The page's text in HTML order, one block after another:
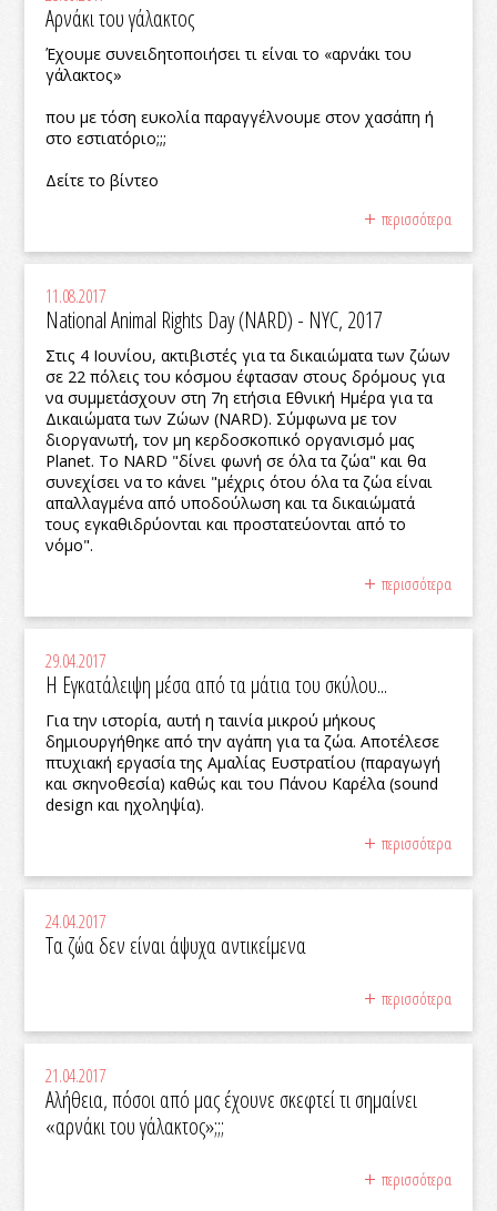
Αρνάκι του γάλακτος
Έχουμε συνειδητοποιήσει τι είναι το «αρνάκι του
γάλακτος»
που με τόση ευκολία παραγγέλνουμε στον χασάπη ή
στο εστιατόριο;;;
Δείτε το βίντεο
περισσότερα
11.08.2017
National Animal Rights Day (NARD) - NYC, 2017
Στις 4 Ιουνίου, ακτιβιστές για τα δικαιώματα των ζώων
σε 22 πόλεις του κόσμου έφτασαν στους δρόμους για
να συμμετάσχουν στη 7η ετήσια Εθνική Ημέρα για τα
Δικαιώματα των Ζώων (NARD). Σύμφωνα με τον
διοργανωτή, τον μη κερδοσκοπικό οργανισμό μας
Planet. Το NARD "δίνει φωνή σε όλα τα ζώα" και θα
συνεχίσει να το κάνει "μέχρις ότου όλα τα ζώα είναι
απαλλαγμένα από υποδούλωση και τα δικαιώματά
τους εγκαθιδρύονται και προστατεύονται από το
νόμο".
περισσότερα
29.04.2017
Η Εγκατάλειψη μέσα από τα μάτια του σκύλου...
Για την ιστορία, αυτή η ταινία μικρού μήκους
δημιουργήθηκε από την αγάπη για τα ζώα. Αποτέλεσε
πτυχιακή εργασία της Αμαλίας Ευστρατίου (παραγωγή
και σκηνοθεσία) καθώς και του Πάνου Καρέλα (sound
design και ηχοληψία).
περισσότερα
24.04.2017
Τα ζώα δεν είναι άψυχα αντικείμενα
περισσότερα
21.04.2017
Αλήθεια, πόσοι από μας έχουνε σκεφτεί τι σημαίνει
«αρνάκι του γάλακτος»;;;
περισσότερα